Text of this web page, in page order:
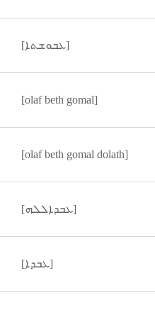
[ܥܒܘܫܬܐ]
[olaf beth gomal]
[olaf beth gomal dolath]
[ܥܒܕܐܠܠܗ]
[ܥܒܕܐ]